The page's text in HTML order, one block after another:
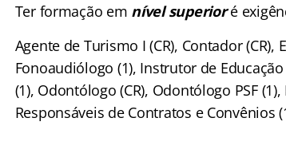
Ter formação em nível superioré
Agente de Turismo I (CR), Contador (CR),
Fonoaudiólogo (1), Instrutor de
(1), Odontólogo (CR), Odontólogo PSF
Responsáveis de Contratos e Convênios